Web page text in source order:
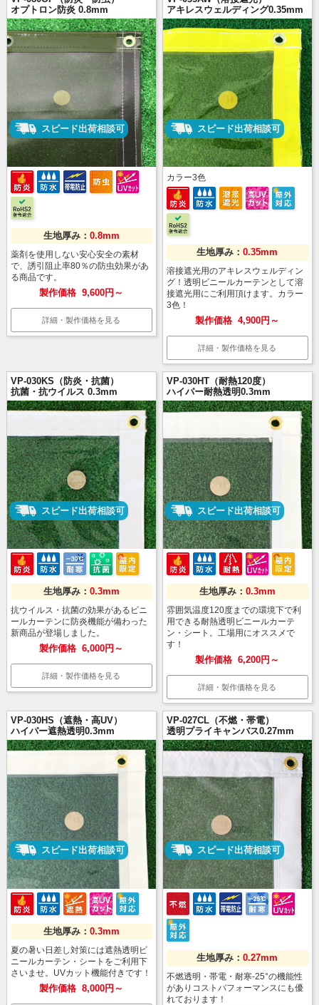
オプトロン防炎 0.8mm
スピード出荷相談可
生地厚み： 0.8mm
薬剤を使用しない安心安全の素材
で、誘引阻止率80％の防虫効果があ
る商品です。
製作価格 9,600円～
詳細・製作価格を見る
アキレスウェルディング0.35mm
スピード出荷相談可
カラー3色
生地厚み：0.35mm
溶接遮光用のアキレスウェルディン
グ！透明ビニールカーテンとして溶
接遮光用にご利用頂けます。カラー
3色！
製作価格 4,900円～
詳細・製作価格を見る
VP-030KS（防炎・抗菌）
抗菌・抗ウイルス 0.3mm
スピード出荷相談可
生地厚み： 0.3mm
抗ウイルス・抗菌の効果があるビニ
ールカーテンに防炎機能が備わった
新商品が登場しました。
製作価格 6,000円～
詳細・製作価格を見る
VP-030HT（耐熱120度）
ハイパー耐熱透明0.3mm
スピード出荷相談可
生地厚み： 0.3mm
雰囲気温度120度までの環境下で利
用できる耐熱透明ビニールカーテ
ン・シート。工場用にオススメで
す！
製作価格 6,200円～
詳細・製作価格を見る
VP-030HS（遮熱・高UV）
ハイパー遮熱透明0.3mm
スピード出荷相談可
生地厚み： 0.3mm
夏の暑い日差し対策には遮熱透明ビ
ニールカーテン・シートをご利用下
さいませ。UVカット機能付きです！
製作価格 8,000円～
VP-027CL（不燃・帯電）
透明プライキャンバス0.27mm
スピード出荷相談可
生地厚み：0.27mm
不燃透明・帯電・耐寒-25°の機能性
がありコストパフォーマンスにも優
れております！